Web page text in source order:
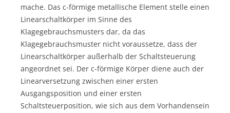
mache. Das c-förmige metallische Element stelle einen
Linearschaltkörper im Sinne des
Klagegebrauchsmusters dar, da das
Klagegebrauchsmuster nicht voraussetze, dass der
Linearschaltkörper außerhalb der Schaltsteuerung
angeordnet sei. Der c-förmige Körper diene auch der
Linearversetzung zwischen einer ersten
Ausgangsposition und einer ersten
Schaltsteuerposition, wie sich aus dem Vorhandensein